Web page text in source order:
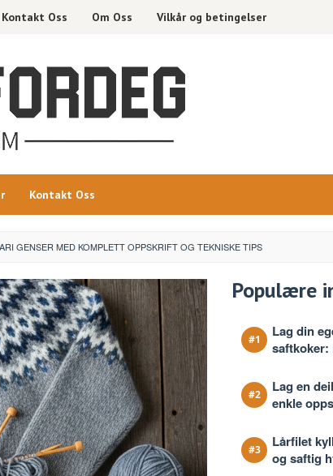
Kontakt Oss Om Oss Vilkår og betingelser
Kontakt Oss
GENSER MED KOMPLETT OPPSKRIFT OG TEKNISKE TIPS
Populære
Lag din
saftkoker:
Lag en
enkle
Lårfilet
og saftig